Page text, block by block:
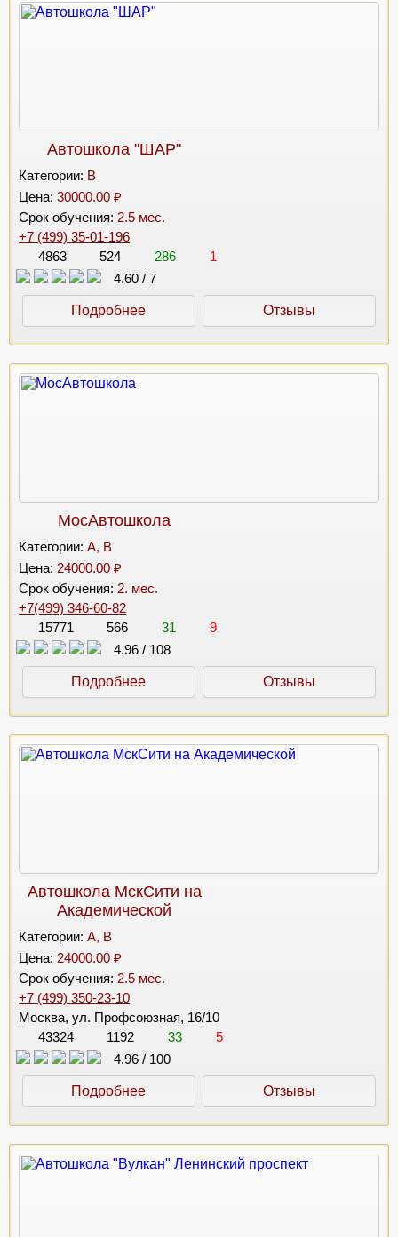
Автошкола "ШАР"
Категории: B
Цена: 30000.00 ₽
Срок обучения: 2.5 мес.
+7 (499) 35-01-196
4863
524 286
1
4.60 / 7
Подробнее Отзывы
МосАвтошкола
Категории: A, B
Цена: 24000.00 ₽
Срок обучения: 2. мес.
+7(499) 346-60-82
15771
566 31
9
4.96 / 108
Подробнее Отзывы
Автошкола МскСити на
Академической
Категории: A, B
Цена: 24000.00 ₽
Срок обучения: 2.5 мес.
+7 (499) 350-23-10
Москва, ул. Профсоюзная, 16/10
43324
1192 33
5
4.96 / 100
Подробнее Отзывы